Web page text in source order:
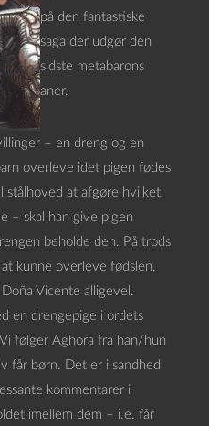
på den fantastiske
saga der udgør den
sidste metabarons
aner.
– en dreng og en
overleve idet pigen fødes
stålhoved at afgøre hvilket
– skal han give pigen
beholde den. På trods
kunne overleve fødslen,
Vicente alligevel.
en drengepige i ordets
følger Aghora fra han/hun
får børn. Det er i sandhed
kommentarer i
imellem dem – i.e. får